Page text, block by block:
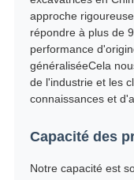
approche
répondre à plus de
performance
généraliséeCela
de l'industrie et les
connaissances et
Capacité des
Notre capacité est